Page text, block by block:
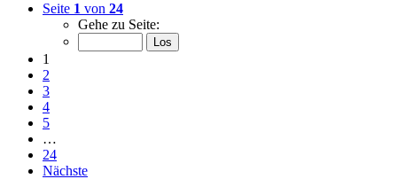
Seite 1 von 24
Gehe zu Seite:
1
2
3
4
5
…
24
Nächste